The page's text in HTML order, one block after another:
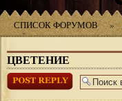
СПИСОК ФОРУМОВ »
ЦВЕТЕНИЕ
Ответить